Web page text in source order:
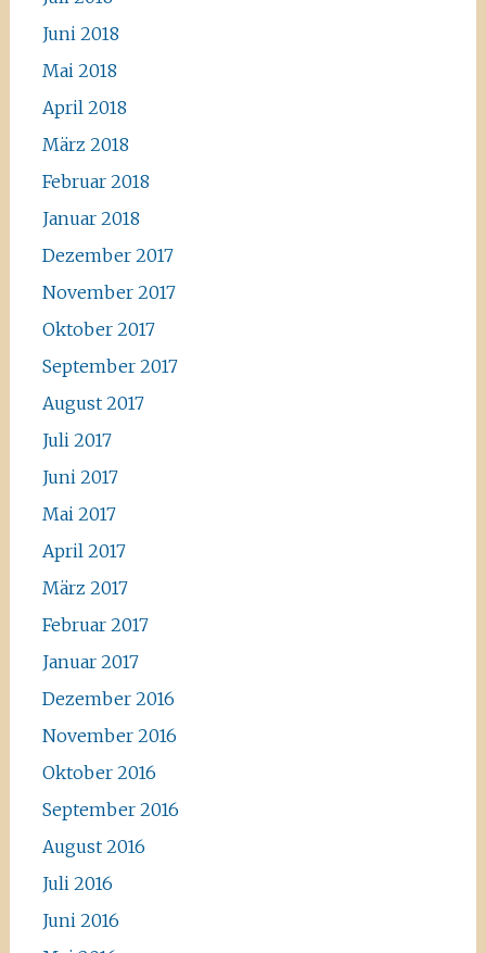
Juni 2018
Mai 2018
April 2018
März 2018
Februar 2018
Januar 2018
Dezember 2017
November 2017
Oktober 2017
September 2017
August 2017
Juli 2017
Juni 2017
Mai 2017
April 2017
März 2017
Februar 2017
Januar 2017
Dezember 2016
November 2016
Oktober 2016
September 2016
August 2016
Juli 2016
Juni 2016